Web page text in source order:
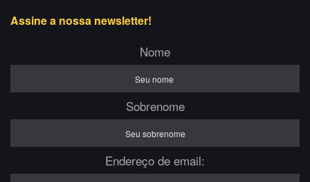
Assine a nossa newsletter!
Nome
Sobrenome
Endereço de email: